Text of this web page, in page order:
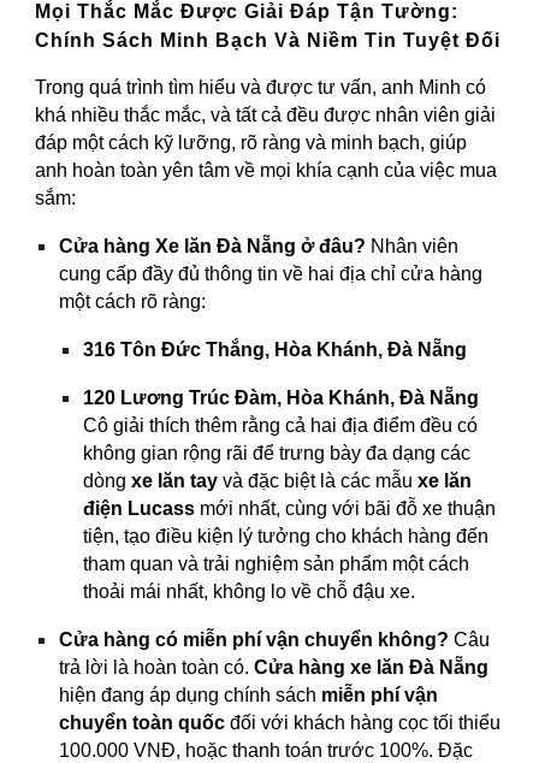
Mọi Thắc Mắc Được Giải Đáp Tận Tường:
Chính Sách Minh Bạch Và Niềm Tin Tuyệt Đối
Trong quá trình tìm hiểu và được tư vấn, anh Minh có
khá nhiều thắc mắc, và tất cả đều được nhân viên giải
đáp một cách kỹ lưỡng, rõ ràng và minh bạch, giúp
anh hoàn toàn yên tâm về mọi khía cạnh của việc mua
sắm:
Cửa hàng Xe lăn Đà Nẵng ở đâu? Nhân viên
cung cấp đầy đủ thông tin về hai địa chỉ cửa hàng
một cách rõ ràng:
316 Tôn Đức Thắng, Hòa Khánh, Đà Nẵng
120 Lương Trúc Đàm, Hòa Khánh, Đà Nẵng
Cô giải thích thêm rằng cả hai địa điểm đều có
không gian rộng rãi để trưng bày đa dạng các
dòngxe lăn tay và đặc biệt là các mẫuxe lăn
điện Lucass mới nhất, cùng với bãi đỗ xe thuận
tiện, tạo điều kiện lý tưởng cho khách hàng đến
tham quan và trải nghiệm sản phẩm một cách
thoải mái nhất, không lo về chỗ đậu xe.
Cửa hàng có miễn phí vận chuyển không? Câu
trả lời là hoàn toàn có.Cửa hàng xe lăn Đà Nẵng
hiện đang áp dụng chính sách miễn phí vận
chuyển toàn quốc đối với khách hàng cọc tối thiểu
100.000 VNĐ, hoặc thanh toán trước 100%. Đặc